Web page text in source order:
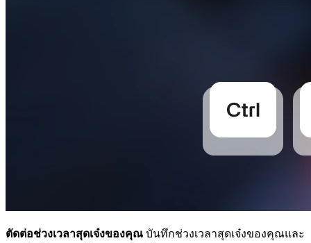
ตัดต่อช่วงเวลาสุดเจ๋งของคุณ บันทึกช่วงเวลาสุดเจ๋งของคุณและ